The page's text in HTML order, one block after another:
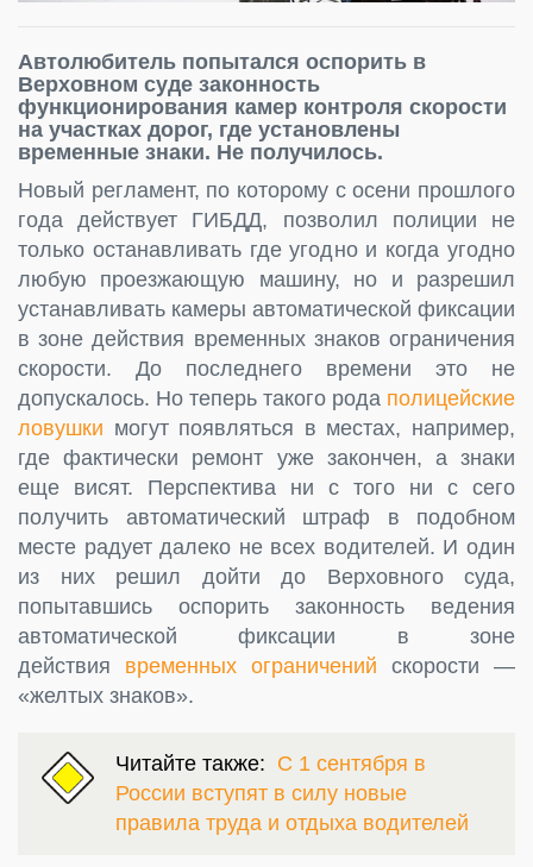
Автолюбитель попытался оспорить в
Верховном суде законность
функционирования камер контроля скорости
на участках дорог, где установлены
временные знаки. Не получилось.
Новый регламент, по которому с осени прошлого
года действует ГИБДД, позволил полиции не
только останавливать где угодно и когда угодно
любую проезжающую машину, но и разрешил
устанавливать камеры автоматической фиксации
в зоне действия временных знаков ограничения
скорости. До последнего времени это не
допускалось. Но теперь такого рода полицейские
ловушки могут появляться в местах, например,
где фактически ремонт уже закончен, а знаки
еще висят. Перспектива ни с того ни с сего
получить автоматический штраф в подобном
месте радует далеко не всех водителей. И один
из них решил дойти до Верховного суда,
попытавшись оспорить законность ведения
автоматической фиксации в зоне
действия временных ограничений скорости —
«желтых знаков».
Читайте также: С 1 сентября в
России вступят в силу новые
правила труда и отдыха водителей